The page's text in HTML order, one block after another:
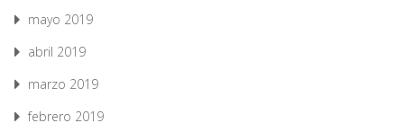
mayo 2019
abril 2019
marzo 2019
febrero 2019